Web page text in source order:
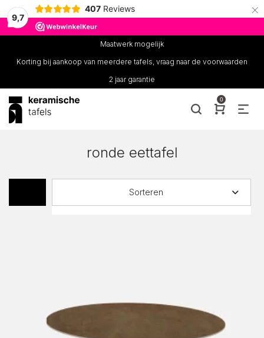
9,7
407 Reviews ×
Maatwerk mogelijk
Korting bij aankoop van meerdere tafels, vraag naar de voorwaarden
2 jaar garantie
0
ronde eettafel
Sorteren